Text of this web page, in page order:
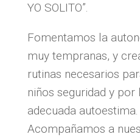
YO SOLITO”.
Fomentamos la
muy tempranas, y
rutinas necesarios
niños seguridad y por
adecuada autoestima.
Acompañamos a